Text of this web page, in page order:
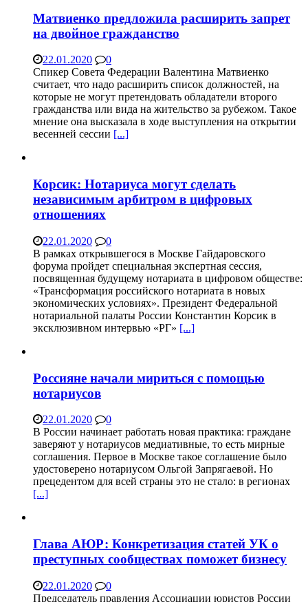
Матвиенко предложила расширить запрет
на двойное гражданство
22.01.2020
0
Спикер Совета Федерации Валентина Матвиенко
считает, что надо расширить список должностей, на
которые не могут претендовать обладатели второго
гражданства или вида на жительство за рубежом. Такое
мнение она высказала в ходе выступления на открытии
весенней сессии [...]
Корсик: Нотариуса могут сделать
независимым арбитром в цифровых
отношениях
22.01.2020
0
В рамках открывшегося в Москве Гайдаровского
форума пройдет специальная экспертная сессия,
посвященная будущему нотариата в цифровом обществе:
«Трансформация российского нотариата в новых
экономических условиях». Президент Федеральной
нотариальной палаты России Константин Корсик в
эксклюзивном интервью «РГ» [...]
Россияне начали мириться с помощью
нотариусов
22.01.2020
0
В России начинает работать новая практика: граждане
заверяют у нотариусов медиативные, то есть мирные
соглашения. Первое в Москве такое соглашение было
удостоверено нотариусом Ольгой Запрягаевой. Но
прецедентом для всей страны это не стало: в регионах
[...]
Глава АЮР: Конкретизация статей УК о
преступных сообществах поможет бизнесу
22.01.2020
0
Председатель правления Ассоциации юристов России